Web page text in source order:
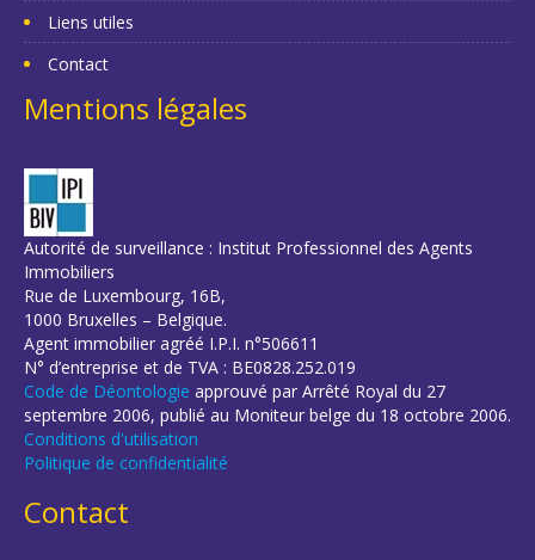
Liens utiles
Contact
Mentions légales
Autorité de surveillance : Institut Professionnel des Agents
Immobiliers
Rue de Luxembourg, 16B,
1000 Bruxelles – Belgique.
Agent immobilier agréé I.P.I. n°506611
N° d’entreprise et de TVA : BE0828.252.019
Code de Déontologie approuvé par Arrêté Royal du 27
septembre 2006, publié au Moniteur belge du 18 octobre 2006.
Conditions d'utilisation
Politique de confidentialité
Contact